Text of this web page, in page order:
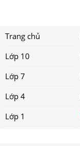
Trang chủ
Lớp 10
Lớp 7
Lớp 4
Lớp 1